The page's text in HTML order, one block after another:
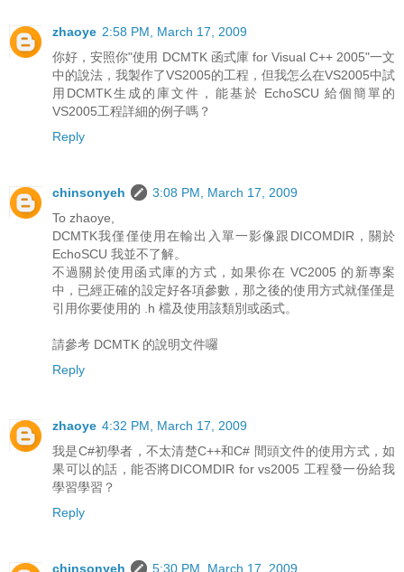
zhaoye 2:58 PM, March 17, 2009
你好，安照你"使用 DCMTK 函式庫 for Visual C++ 2005"一文
中的說法，我製作了VS2005的工程，但我怎么在VS2005中試
用DCMTK生成的庫文件，能基於 EchoSCU 給個簡單的
VS2005工程詳細的例子嗎？
Reply
chinsonyeh
3:08 PM, March 17, 2009
To zhaoye,
DCMTK我僅僅使用在輸出入單一影像跟DICOMDIR，關於
EchoSCU 我並不了解。
不過關於使用函式庫的方式，如果你在 VC2005 的新專案
中，已經正確的設定好各項參數，那之後的使用方式就僅僅是
引用你要使用的 .h 檔及使用該類別或函式。
請參考 DCMTK 的說明文件囉
Reply
zhaoye 4:32 PM, March 17, 2009
我是C#初學者，不太清楚C++和C# 間頭文件的使用方式，如
果可以的話，能否將DICOMDIR for vs2005 工程發一份給我
學習學習？
Reply
chinsonyeh
5:30 PM, March 17, 2009